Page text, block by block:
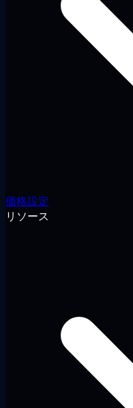
価格設定
リソース